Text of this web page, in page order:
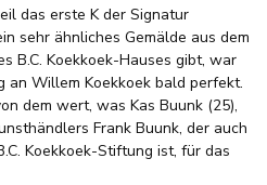
das erste K der Signatur
sehr ähnliches Gemälde aus dem
B.C. Koekkoek-Hauses gibt, war
an Willem Koekkoek bald perfekt.
dem wert, was Kas Buunk (25),
Frank Buunk, der auch
Koekkoek-Stiftung ist, für das